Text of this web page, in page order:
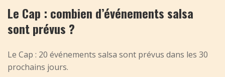
Le Cap : combien d’événements salsa
sont prévus ?
Le Cap : 20 événements salsa sont prévus dans les 30
prochains jours.